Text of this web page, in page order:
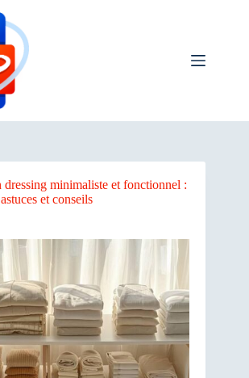
dressing minimaliste et fonctionnel :
astuces et conseils